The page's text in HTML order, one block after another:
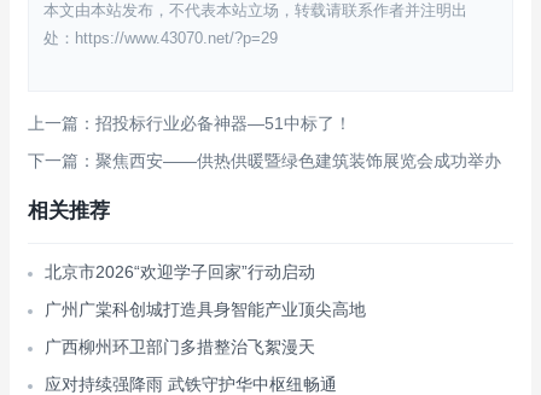
本文由本站发布，不代表本站立场，转载请联系作者并注明出
处：https://www.43070.net/?p=29
上一篇：招投标行业必备神器—51中标了！
下一篇：聚焦西安——供热供暖暨绿色建筑装饰展览会成功举办
相关推荐
北京市2026“欢迎学子回家”行动启动
广州广棠科创城打造具身智能产业顶尖高地
广西柳州环卫部门多措整治飞絮漫天
应对持续强降雨 武铁守护华中枢纽畅通